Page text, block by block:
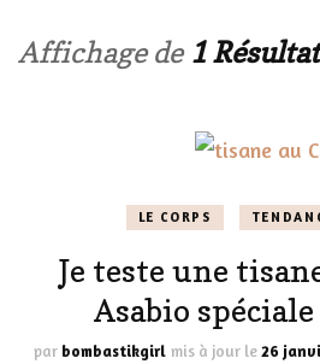
Affichage de 1
LE CORPS
Je teste une
Asabio
par bombastikgirl mis à jour le26